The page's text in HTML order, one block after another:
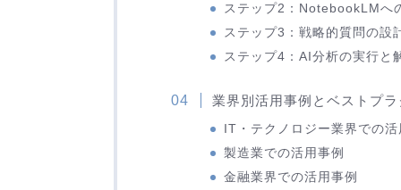
ステップ2：NotebookLMへ
ステップ3：戦略的質問の設
ステップ4：AI分析の実行と
業界別活用事例とベストプ
IT・テクノロジー業界での
製造業での活用事例
金融業界での活用事例